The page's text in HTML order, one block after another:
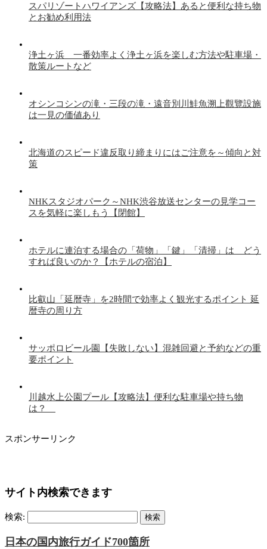
スパリゾートハワイアンズ【攻略法】あると便利な持ち物
とお勧め利用法
浄土ヶ浜 一番効率よく浄土ヶ浜を楽しむ方法や駐車場・
散策ルートなど
オシンコシンの滝・三段の滝・遠音別川鮭魚溯上觀覽設施
は一見の価値あり
北海道のスピード違反取り締まりにはご注意を～傾向と対
策
NHKスタジオパーク～NHK渋谷放送センターの見学コー
スを気軽に楽しもう【閉館】
ホテルに連泊する場合の「荷物」「鍵」「清掃」は どう
すれば良いのか？【ホテルの宿泊】
比叡山「延暦寺」を2時間で効率よく観光するポイント 延
暦寺の周り方
サッポロビール園【失敗しない】混雑回避と予約などの重
要ポイント
川越水上公園プール【攻略法】便利な駐車場や持ち物
は？
スポンサーリンク
サイト内検索できます
検索:
日本の国内旅行ガイド700箇所